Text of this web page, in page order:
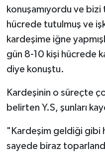
konuşamıyordu ve bizi
hücrede tutulmuş ve
kardeşime iğne
gün 8-10 kişi hücrede
diye konuştu.
Kardeşinin o süreçte
belirten Y.S, şunları
"Kardeşim geldiği gibi
sayede biraz